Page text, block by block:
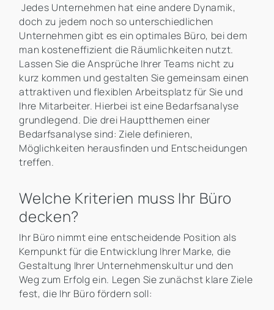
Jedes Unternehmen hat eine andere Dynamik,
doch zu jedem noch so unterschiedlichen
Unternehmen gibt es ein optimales Büro, bei dem
man kosteneffizient die Räumlichkeiten nutzt.
Lassen Sie die Ansprüche Ihrer Teams nicht zu
kurz kommen und gestalten Sie gemeinsam einen
attraktiven und flexiblen Arbeitsplatz für Sie und
Ihre Mitarbeiter. Hierbei ist eine Bedarfsanalyse
grundlegend. Die drei Hauptthemen einer
Bedarfsanalyse sind: Ziele definieren,
Möglichkeiten herausfinden und Entscheidungen
treffen.
Welche Kriterien muss Ihr Büro
decken?
Ihr Büro nimmt eine entscheidende Position als
Kernpunkt für die Entwicklung Ihrer Marke, die
Gestaltung Ihrer Unternehmenskultur und den
Weg zum Erfolg ein. Legen Sie zunächst klare Ziele
fest, die Ihr Büro fördern soll: